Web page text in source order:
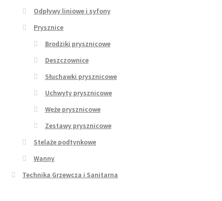
Odpływy liniowe i syfony
Prysznice
Brodziki prysznicowe
Deszczownice
Słuchawki prysznicowe
Uchwyty prysznicowe
Węże prysznicowe
Zestawy prysznicowe
Stelaże podtynkowe
Wanny
Technika Grzewcza i Sanitarna